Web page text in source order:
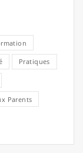
Pratiques
Parents